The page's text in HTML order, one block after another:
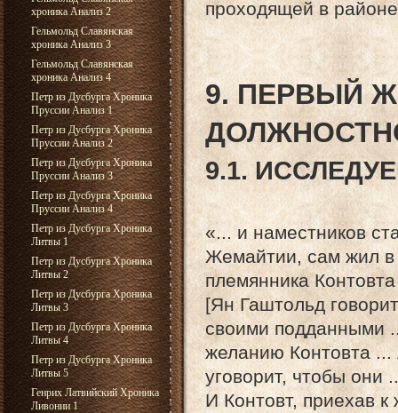
хроника Анализ 2
Гельмольд Славянская
хроника Анализ 3
Гельмольд Славянская
хроника Анализ 4
Петр из Дусбурга Хроника
Пруссии Анализ 1
Петр из Дусбурга Хроника
Пруссии Анализ 2
Петр из Дусбурга Хроника
Пруссии Анализ 3
Петр из Дусбурга Хроника
Пруссии Анализ 4
Петр из Дусбурга Хроника
Литвы 1
Петр из Дусбурга Хроника
Литвы 2
Петр из Дусбурга Хроника
Литвы 3
Петр из Дусбурга Хроника
Литвы 4
Петр из Дусбурга Хроника
Литвы 5
Генрих Латвийский Хроника
Ливонии 1
проходящей в
9. ПЕРВЫЙ
9.1.
«... и наместников
Жемайтии, сам жил в
племянника
[Ян Гаштольд
своими подданными
желанию Контовта ...
уговорит, чтобы они
И Контовт, приехав